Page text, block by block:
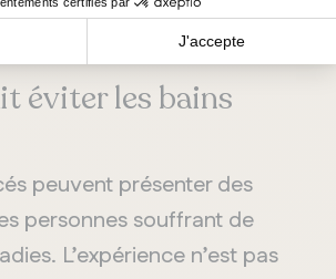
éviter les bains
peuvent présenter des
personnes souffrant de
L’expérience n’est pas